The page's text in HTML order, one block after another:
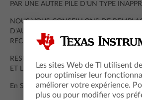
PAR UNE AUTRE PILE D'UN TYPE
NOUS VOUS CONSEILLONS DE
D'AUTRES PILES SIMILAIRES OU D'UN
RECOMMANDÉ PAR LE FABRICANT.
RESPECTEZ LES LOIS EN VIGUEUR
ET LE RECYCLAGE DES PILES USÉES.
En Suisse, les piles sont à rapporter après
Les sites Web de TI utilisent
pour optimiser leur
améliorer votre expérience.
plus ou pour modifier vos